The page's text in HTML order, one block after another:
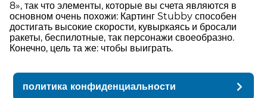
8», так что элементы, которые вы счета являются в
основном очень похожи: Картинг Stubby способен
достигать высокие скорости, кувыркаясь и бросали
ракеты, беспилотные, так персонажи своеобразно.
Конечно, цель та же: чтобы выиграть.
политика конфиденциальности